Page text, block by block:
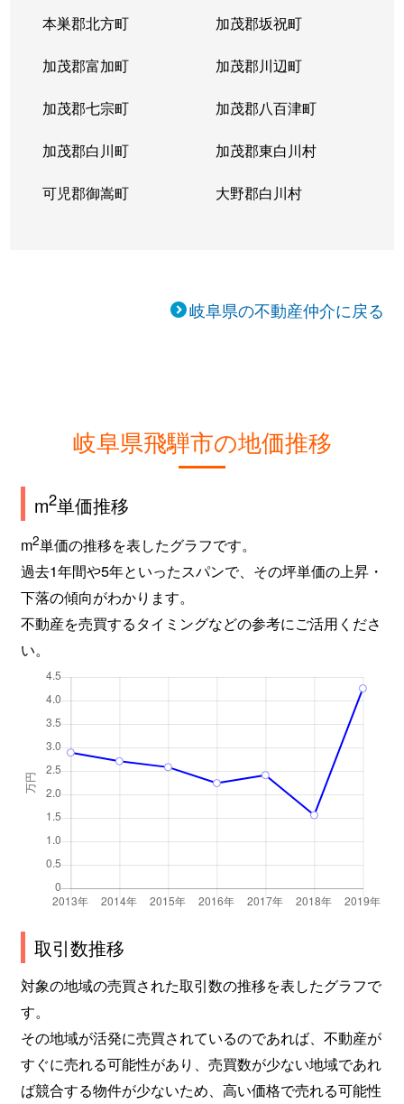
本巣郡北方町 加茂郡坂祝町
加茂郡富加町 加茂郡川辺町
加茂郡七宗町 加茂郡八百津町
加茂郡白川町 加茂郡東白川村
可児郡御嵩町 大野郡白川村
岐阜県の不動産仲介に戻る
岐阜県飛騨市の地価推移
m2単価推移
m2単価の推移を表したグラフです。
過去1年間や5年といったスパンで、その坪単価の上昇・
下落の傾向がわかります。
不動産を売買するタイミングなどの参考にご活用くださ
い。
取引数推移
対象の地域の売買された取引数の推移を表したグラフで
す。
その地域が活発に売買されているのであれば、不動産が
すぐに売れる可能性があり、売買数が少ない地域であれ
ば競合する物件が少ないため、高い価格で売れる可能性